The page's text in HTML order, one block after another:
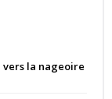
vers la nageoire